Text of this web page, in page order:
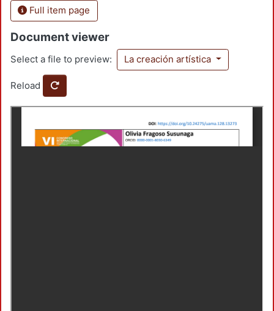
Full item page
Document viewer
Select a file to preview: La creación artística
Reload